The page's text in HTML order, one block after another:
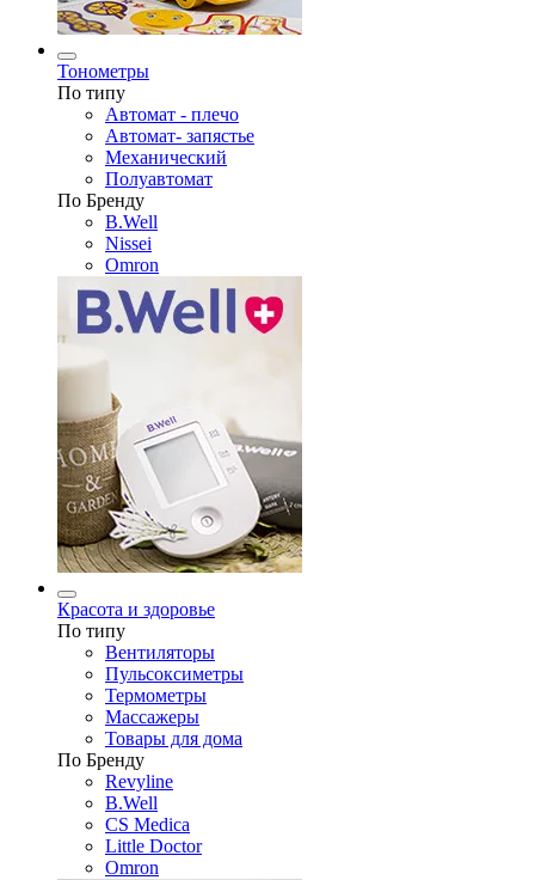
Тонометры
По типу
Автомат - плечо
Автомат- запястье
Механический
Полуавтомат
По Бренду
B.Well
Nissei
Omron
Красота и здоровье
По типу
Вентиляторы
Пульсоксиметры
Термометры
Массажеры
Товары для дома
По Бренду
Revyline
B.Well
CS Medica
Little Doctor
Omron